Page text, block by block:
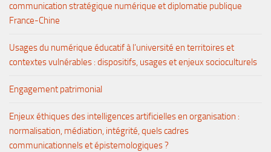
communication stratégique numérique et diplomatie publique
France-Chine
Usages du numérique éducatif à l’université en territoires et
contextes vulnérables : dispositifs, usages et enjeux socioculturels
Engagement patrimonial
Enjeux éthiques des intelligences artificielles en organisation :
normalisation, médiation, intégrité, quels cadres
communicationnels et épistemologiques ?